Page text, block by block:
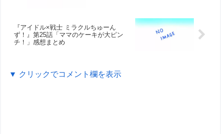
『アイドル×戦士 ミラクルちゅーん
ず！』第25話「ママのケーキが大ピン
チ！」感想まとめ
▼ クリックでコメント欄を表示